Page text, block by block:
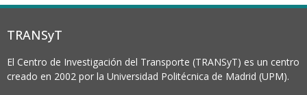
TRANSyT
El Centro de Investigación del Transporte (TRANSyT) es un centro
creado en 2002 por la Universidad Politécnica de Madrid (UPM).